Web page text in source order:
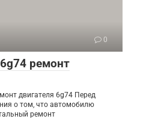
0
ремонт
двигателя 6g74 Перед
о том, что автомобилю
ремонт